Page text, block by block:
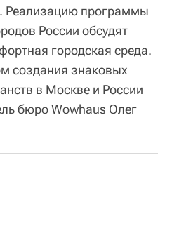
Реализацию программы
России обсудят
городская среда.
создания знаковых
в Москве и России
бюро Wowhaus Олег